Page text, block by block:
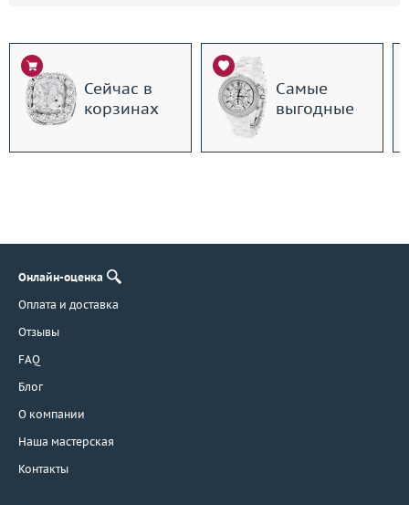
Сейчас в
корзинах
Самые
выгодные
Онлайн-оценка
Оплата и доставка
Отзывы
FAQ
Блог
О компании
Наша мастерская
Контакты